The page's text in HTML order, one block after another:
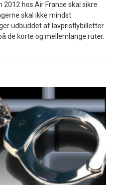
hos Air France skal sikre
skal ikke mindst
udbuddet af lavprisflybilletter
de korte og mellemlange ruter.